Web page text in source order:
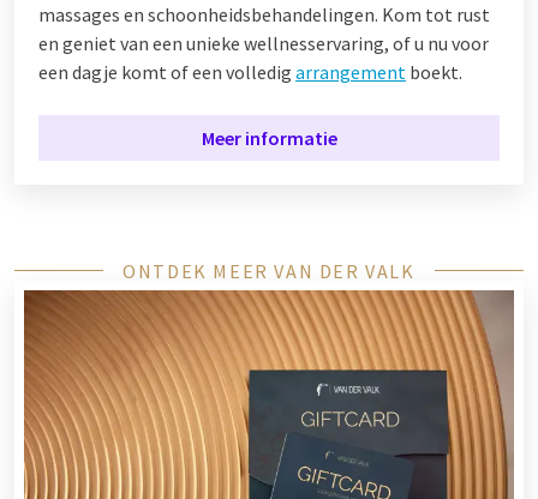
massages en schoonheidsbehandelingen. Kom tot rust
en geniet van een unieke wellnesservaring, of u nu voor
een dagje komt of een volledig arrangement boekt.
Meer informatie
ONTDEK MEER VAN DER VALK